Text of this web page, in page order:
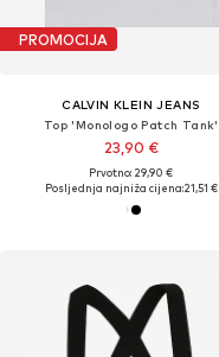
PROMOCIJA
CALVIN KLEIN JEANS
Top 'Monologo Patch Tank'
23,90 €
Prvotno: 29,90 €
Posljednja najniža cijena:21,51 €